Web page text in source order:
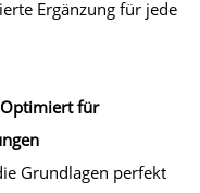
Ergänzung für jede
Optimiert für
Grundlagen perfekt